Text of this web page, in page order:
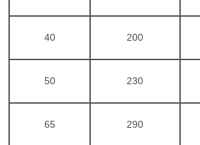
40 200
50 230
65 290